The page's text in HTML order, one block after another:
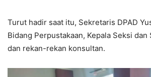
Turut hadir saat itu, Sekretaris DPAD
Bidang Perpustakaan, Kepala Seksi
dan rekan-rekan konsultan.